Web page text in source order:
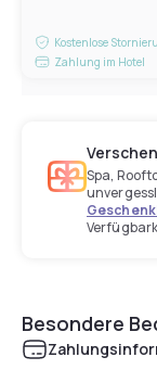
Kostenlose
Zahlung im Hotel
Spa,
Besondere